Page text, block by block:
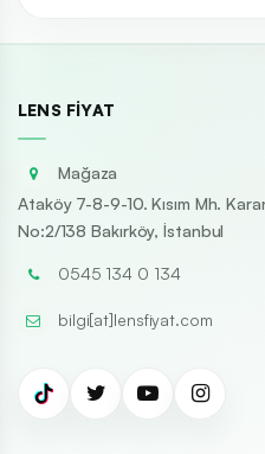
LENS FIYAT
Mağaza
Ataköy 7-8-9-10. Kısım Mh.
No:2/138 Bakırköy, İstanbul
0545 134 0 134
bilgi[at]lensfiyat.com